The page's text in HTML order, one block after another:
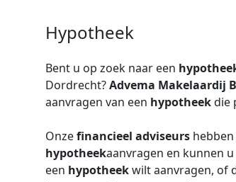
Hypotheek
Bent u op zoek naar een
Dordrecht?Advema Makelaardij
aanvragen van een hypotheekdie
Onzefinancieel adviseurs
hypotheekaanvragen en kunnen
een hypotheekwilt aanvragen, of